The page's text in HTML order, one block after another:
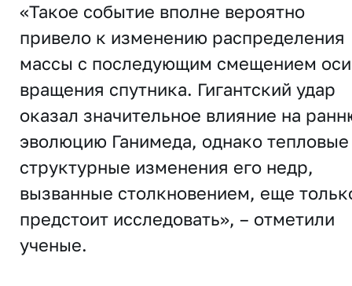
«Такое событие вполне вероятно
привело к изменению распределения
массы с последующим смещением оси
вращения спутника. Гигантский удар
оказал значительное влияние на
эволюцию Ганимеда, однако
структурные изменения его недр,
вызванные столкновением, еще
предстоит исследовать», – отметили
ученые.